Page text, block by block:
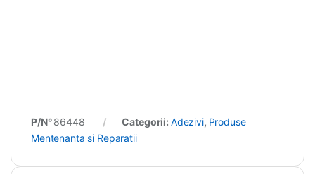
P/N°86448 Categorii: Adezivi, Produse
Mentenanta si Reparatii